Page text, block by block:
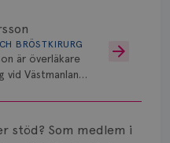
BRÖSTKIRURG
är överläkare
Västmanlands
stöd? Som medlem i